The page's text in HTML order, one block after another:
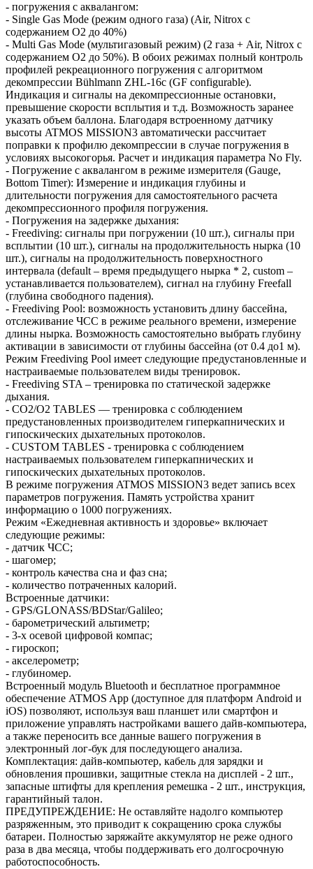
- погружения с аквалангом:
- Single Gas Mode (режим одного газа) (Air, Nitrox с
содержанием O2 до 40%)
- Multi Gas Mode (мультигазовый режим) (2 газа + Air, Nitrox с
содержанием O2 до 50%). В обоих режимах полный контроль
профилей рекреационного погружения с алгоритмом
декомпрессии Bühlmann ZHL-16c (GF configurable).
Индикация и сигналы на декомпрессионные остановки,
превышение скорости всплытия и т.д. Возможность заранее
указать объем баллона. Благодаря встроенному датчику
высоты ATMOS MISSION3 автоматически рассчитает
поправки к профилю декомпрессии в случае погружения в
условиях высокогорья. Расчет и индикация параметра No Fly.
- Погружение с аквалангом в режиме измерителя (Gauge,
Bottom Timer): Измерение и индикация глубины и
длительности погружения для самостоятельного расчета
декомпрессионного профиля погружения.
- Погружения на задержке дыхания:
- Freediving: сигналы при погружении (10 шт.), сигналы при
всплытии (10 шт.), сигналы на продолжительность нырка (10
шт.), сигналы на продолжительность поверхностного
интервала (default – время предыдущего нырка * 2, custom –
устанавливается пользователем), сигнал на глубину Freefall
(глубина свободного падения).
- Freediving Pool: возможность установить длину бассейна,
отслеживание ЧСС в режиме реального времени, измерение
длины нырка. Возможность самостоятельно выбрать глубину
активации в зависимости от глубины бассейна (от 0.4 до1 м).
Режим Freediving Pool имеет следующие предустановленные и
настраиваемые пользователем виды тренировок.
- Freediving STA – тренировка по статической задержке
дыхания.
- CO2/O2 TABLES — тренировка с соблюдением
предустановленных производителем гиперкапнических и
гипоскических дыхательных протоколов.
- CUSTOM TABLES - тренировка с соблюдением
настраиваемых пользователем гиперкапнических и
гипоскических дыхательных протоколов.
В режиме погружения ATMOS MISSION3 ведет запись всех
параметров погружения. Память устройства хранит
информацию о 1000 погружениях.
Режим «Ежедневная активность и здоровье» включает
следующие режимы:
- датчик ЧСС;
- шагомер;
- контроль качества сна и фаз сна;
- количество потраченных калорий.
Встроенные датчики:
- GPS/GLONASS/BDStar/Galileo;
- барометрический альтиметр;
- 3-х осевой цифровой компас;
- гироскоп;
- акселерометр;
- глубиномер.
Встроенный модуль Bluetooth и бесплатное программное
обеспечение ATMOS App (доступное для платформ Android и
iOS) позволяют, используя ваш планшет или смартфон и
приложение управлять настройками вашего дайв-компьютера,
а также переносить все данные вашего погружения в
электронный лог-бук для последующего анализа.
Комплектация: дайв-компьютер, кабель для зарядки и
обновления прошивки, защитные стекла на дисплей - 2 шт.,
запасные штифты для крепления ремешка - 2 шт., инструкция,
гарантийный талон.
ПРЕДУПРЕЖДЕНИЕ: Не оставляйте надолго компьютер
разряженным, это приводит к сокращению срока службы
батареи. Полностью заряжайте аккумулятор не реже одного
раза в два месяца, чтобы поддерживать его долгосрочную
работоспособность.